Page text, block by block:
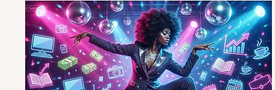
Fresh new set choreo
10/10/10